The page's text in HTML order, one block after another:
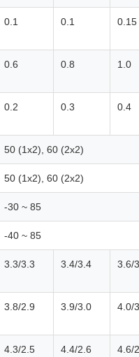
0.1 0.1 0.15
0.6 0.8 1.0
0.2 0.3 0.4
50 (1x2), 60 (2x2)
50 (1x2), 60 (2x2)
-30 ~ 85
-40 ~ 85
3.3/3.3 3.4/3.4 3.6/
3.8/2.9 3.9/3.0 4.0/
4.3/2.5 4.4/2.6 4.6/